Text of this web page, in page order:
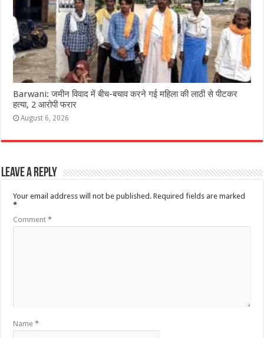
Barwani: जमीन विवाद में बीच-बचाव करने गई महिला की लाठी से पीटकर
हत्या, 2 आरोपी फरार
August 6, 2026
Leave a Reply
Your email address will not be published. Required fields are marked
*
Comment*
Name*